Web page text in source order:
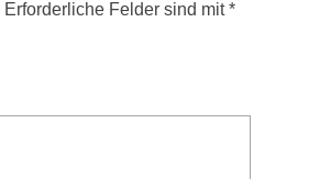
Erforderliche Felder sind mit*